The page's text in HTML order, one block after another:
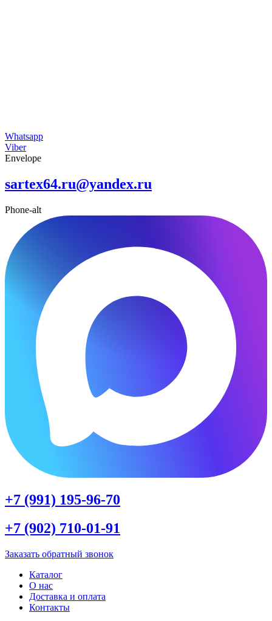
Whatsapp
Viber
Envelope
sartex64.ru@yandex.ru
Phone-alt
+7 (991) 195-96-70
+7 (902) 710-01-91
Заказать обратный звонок
Каталог
О нас
Доставка и оплата
Контакты